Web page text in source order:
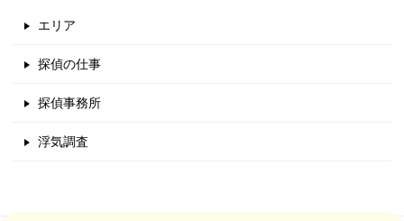
エリア
探偵の仕事
探偵事務所
浮気調査